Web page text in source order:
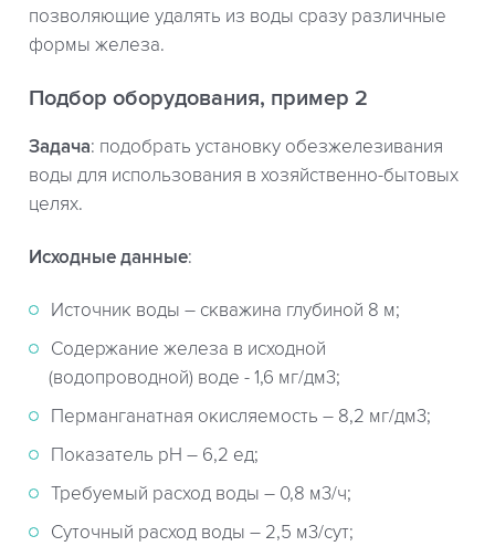
позволяющие удалять из воды сразу различные
формы железа.
Подбор оборудования, пример 2
Задача: подобрать установку обезжелезивания
воды для использования в хозяйственно-бытовых
целях.
Исходные данные:
Источник воды – скважина глубиной 8 м;
Содержание железа в исходной
(водопроводной) воде - 1,6 мг/дм3;
Перманганатная окисляемость – 8,2 мг/дм3;
Показатель рН – 6,2 ед;
Требуемый расход воды – 0,8 м3/ч;
Суточный расход воды – 2,5 м3/сут;